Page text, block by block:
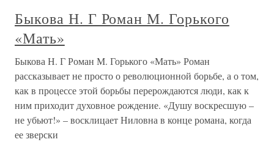
Быкова Н. Г Роман М. Горького
«Мать»
Быкова Н. Г Роман М. Горького «Мать» Роман
рассказывает не просто о революционной борьбе, а о том,
как в процессе этой борьбы перерождаются люди, как к
ним приходит духовное рождение. «Душу воскресшую –
не убьют!» – восклицает Ниловна в конце романа, когда
ее зверски